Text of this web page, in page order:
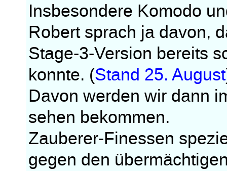
Insbesondere Komodo
Robert sprach ja davon,
Stage-3-Version bereits
konnte. (Stand 25. August
Davon werden wir dann
sehen bekommen.
Zauberer-Finessen
gegen den